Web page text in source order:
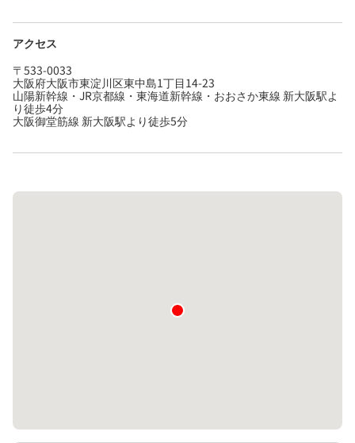
アクセス
〒533-0033
大阪府大阪市東淀川区東中島1丁目14-23
山陽新幹線・JR京都線・東海道新幹線・おおさか東線 新大阪駅よ
り徒歩4分
大阪御堂筋線 新大阪駅より徒歩5分